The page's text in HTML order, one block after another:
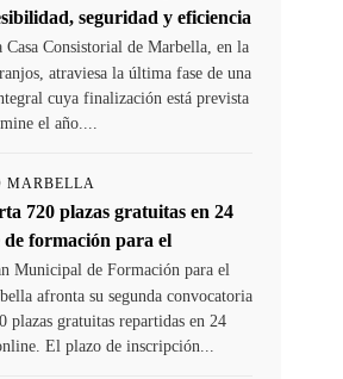
seguridad y eficiencia
Casa Consistorial de Marbella, en la
atraviesa la última fase de una
cuya finalización está prevista
el año....
MARBELLA
720 plazas gratuitas en 24
de formación para el
Municipal de Formación para el
afronta su segunda convocatoria
plazas gratuitas repartidas en 24
El plazo de inscripción...